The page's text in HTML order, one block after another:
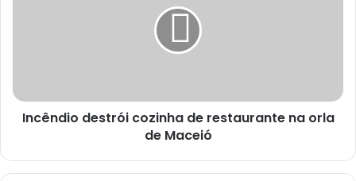
Incêndio destrói cozinha de restaurante na orla
de Maceió